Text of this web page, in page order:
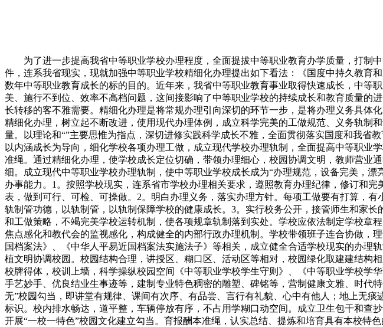
为了进一步提高我省中等职业学校办理程度，全面提拔中等职业教育办学质量，打制
件，连系我省现实，现就加强中等职业学校精细化办理提出如下看法：《国度中持久教育
数年中等职业教育成长的标的目的。近年来，我省中等职业教育事业取得快速成长，中
美、施行不到位、效率不高档问题，这间接影响了中等职业学校的持续成长和教育质量
长转移的客不雅需要。精细化办理是将常规办理引向深切的环节一步，是将办理义务具
精细化办理，树立起不断改进，使用现代办理体例，成立科学完美的工做规范、义务轨
量。以理论和“”主要思惟为指点，深切进修实践科学成长不雅，全面贯彻落实国度和我省
以内涵成长为导向，细化学校各项办理工做，成立现代学校办理轨制，全面提高中等职
准绳。通过精细化办理，使学校成长定位切确，带领办理细心，校园协调文明，教师营
细。成立现代中等职业学校办理轨制，使中等职业学校成长成为“办理规范，设备完美，
办事能力。1。按照学校现实，连系省市学校办理相关要求，遵照教育办理纪律，修订和
表，做到可行、可检、可操做。2。明白办理义务，落实办理方针。每项工做要有打算，
轨制管功德，以轨制管，以轨制保障学校的健康成长。3。实行校务公开，接管师生和家
和工做策略，不竭完美学校运转机制，使各项规章轨制落到实处。学校应依法制定学校
焦点感化和教代会的监视感化，构成健全的内部行政办理机制。学校带领班子连合协做
国档案法》、《中华人平易近国档案法实施法子》等相关，成立健全合适学校现实的办
植文明协调校园。校园结构合理，讲授区、糊口区、活动区等相对，校园绿化取建建结构
校牌得体，校训上墙，科学操纵校园空间《中等职业学校学生守则》、《中等职业学校学
手艺妙手、优良结业生事迹等，建制专业特色稠密的雕塑、碑铭等，营制健康文雅、时代
无”校园勾当，即讲堂有规律、课间有次序、有品尝、言行有礼貌、心中有他人；地上无
标识。校内排水畅达，道平整，车辆停放有序，不占用学糊口动空间。成立卫生包干和
开展“一校一特色”校园文化建立勾当。育报酬本准绳，认实总结、提炼和培育具有本校